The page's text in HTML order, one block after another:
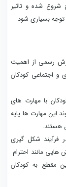
شروع شده و تاثیر
توجه بسیاری شود
رسمی از اهمیت
و اجتماعی کودکان
با مهارت های
مهارت ها پایه
هستند.
شکل گیری
مانند احترام
مقطع به کودکان